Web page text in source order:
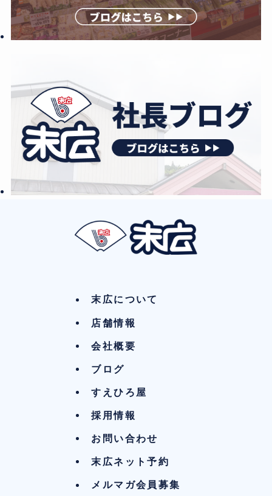
末広について
店舗情報
会社概要
ブログ
すえひろ屋
採用情報
お問い合わせ
末広ネット予約
メルマガ会員募集